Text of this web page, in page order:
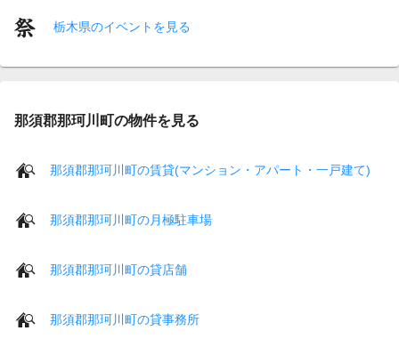
栃木県のイベントを見る
那須郡那珂川町の物件を見る
那須郡那珂川町の賃貸(マンション・アパート・一戸建て)
那須郡那珂川町の月極駐車場
那須郡那珂川町の貸店舗
那須郡那珂川町の貸事務所